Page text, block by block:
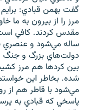
گفت بهمن قبادي:
مرز را از بيرون به ما
مقدس کردند. کافي
ساله مي‌شود و عنصري
دولت‌هاي بزرگ و جنگ
بين کردها هم مرز
شده. بخاطر اين
مي‌شود با قاطر هم از
پاسخي که قبادي به